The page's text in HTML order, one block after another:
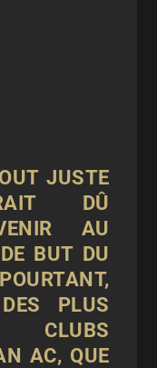
JUSTE
DÛ
AU
BUT DU
PLUS
CLUBS
AC, QUE